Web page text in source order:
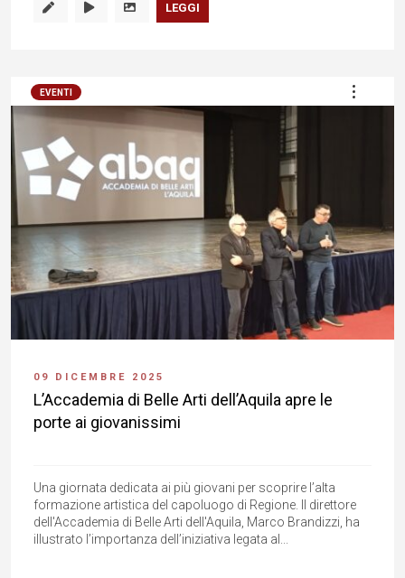
LEGGI
EVENTI
09 DICEMBRE 2025
L’Accademia di Belle Arti dell’Aquila apre le
porte ai giovanissimi
Una giornata dedicata ai più giovani per scoprire l’alta
formazione artistica del capoluogo di Regione. Il direttore
dell'Accademia di Belle Arti dell'Aquila, Marco Brandizzi, ha
illustrato l’importanza dell’iniziativa legata al...